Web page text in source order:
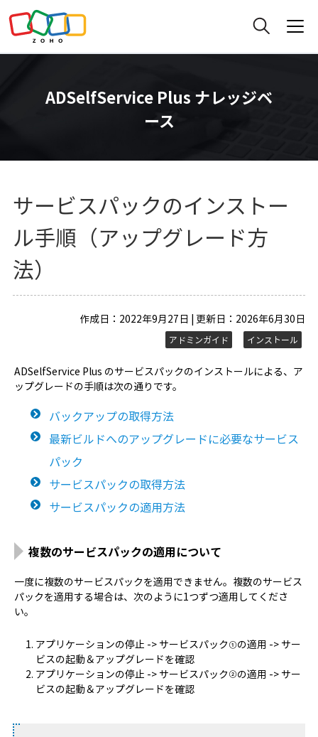
ADSelfService Plus ナレッジベ
ース
サービスパックのインストー
ル手順（アップグレード方
法）
作成日：2022年9月27日 | 更新日：2026年6月30日
アドミンガイド インストール
ADSelfService Plus のサービスパックのインストールによる、ア
ップグレードの手順は次の通りです。
バックアップの取得方法
最新ビルドへのアップグレードに必要なサービス
パック
サービスパックの取得方法
サービスパックの適用方法
複数のサービスパックの適用について
一度に複数のサービスパックを適用できません。複数のサービス
パックを適用する場合は、次のように1つずつ適用してくださ
い。
アプリケーションの停止 -> サービスパック①の適用 -> サー
ビスの起動＆アップグレードを確認
アプリケーションの停止 -> サービスパック②の適用 -> サー
ビスの起動＆アップグレードを確認